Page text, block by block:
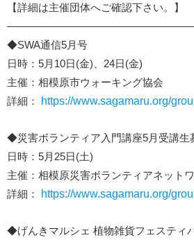
【詳細は主催団体へご確認下さい。】
◆SWA通信5月号
日時：5月10日(金)、24日(金)
主催：相模原市ウォーキング協会
詳細：
https://www.sagamaru.org/
◆災害ボランティア入門講座5月受講生
日時：5月25日(土)
主催：相模原災害ボランティアネット
詳細：
https://www.sagamaru.org/
◆げんきマルシェ 植物雑貨フェスティ